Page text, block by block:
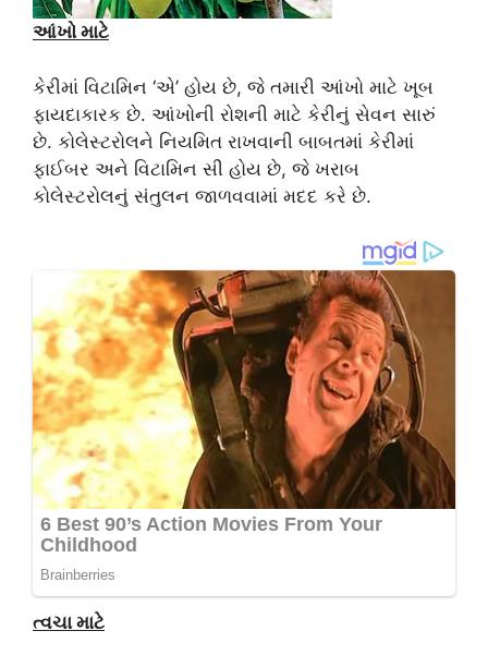
આંખો માટે
કેરીમાં વિટામિન ‘એ’ હોય છે, જે તમારી આંખો માટે ખૂબ
ફાયદાકારક છે. આંખોની રોશની માટે કેરીનું સેવન સારું
છે. કોલેસ્ટરોલને નિયમિત રાખવાની બાબતમાં કેરીમાં
ફાઈબર અને વિટામિન સી હોય છે, જે ખરાબ
કોલેસ્ટરોલનું સંતુલન જાળવવામાં મદદ કરે છે.
ત્વચા માટે